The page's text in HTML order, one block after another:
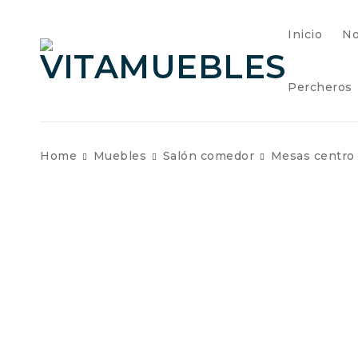
Inicio
Percheros
Home Muebles Salón comedor Mesas centro